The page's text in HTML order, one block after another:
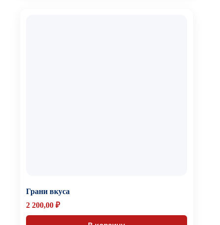
Грани вкуса
2 200,00 ₽